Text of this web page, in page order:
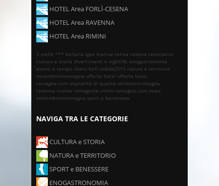
HOTEL Area FORLÌ-CESENA
HOTEL Area RAVENNA
HOTEL Area RIMINI
3 stelle *** bellaria igea marina cervia cesena cesenatico
cultura e storia divertimenti e nightlife enogastronomia
eventi e tempo libero forlì istêda2015 natura e territorio
novembreinromagna offerte hotel offerte hotel
romagna.com ospitalità di qualità ottobreinromagna
ravenna ricette romagnole rimini romagna.com news
settembreinromagna sport e benessere
NAVIGA TRA LE CATEGORIE
CULTURA e STORIA
NATURA e TERRITORIO
SPORT e BENESSERE
ENOGASTRONOMIA